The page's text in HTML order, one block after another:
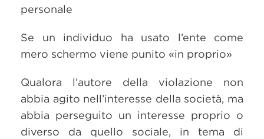
personale
Se un individuo ha usato l’ente come
mero schermo viene punito «in proprio»
Qualora l’autore della violazione non
abbia agito nell’interesse della società, ma
abbia perseguito un interesse proprio o
diverso da quello sociale, in tema di